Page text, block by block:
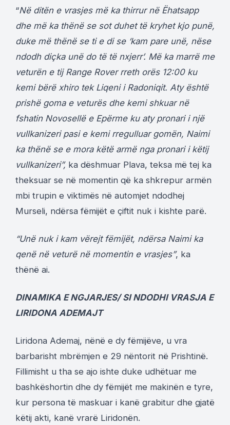
“Në ditën e vrasjes më ka thirrur në Ëhatsapp
dhe më ka thënë se sot duhet të kryhet kjo punë,
duke më thënë se ti e di se ‘kam pare unë, nëse
ndodh diçka unë do të të nxjerr’. Më ka marrë me
veturën e tij Range Rover rreth orës 12:00 ku
kemi bërë xhiro tek Liqeni i Radoniqit. Aty është
prishë goma e veturës dhe kemi shkuar në
fshatin Novosellë e Epërme ku aty pronari i një
vullkanizeri pasi e kemi rregulluar gomën, Naimi
ka thënë se e mora këtë armë nga pronari i këtij
vullkanizeri”, ka dëshmuar Plava, teksa më tej ka
theksuar se në momentin që ka shkrepur armën
mbi trupin e viktimës në automjet ndodhej
Murseli, ndërsa fëmijët e çiftit nuk i kishte parë.
“Unë nuk i kam vërejt fëmijët, ndërsa Naimi ka
qenë në veturë në momentin e vrasjes”, ka
thënë ai.
DINAMIKA E NGJARJES/ SI NDODHI VRASJA E
LIRIDONA ADEMAJT
Liridona Ademaj, nënë e dy fëmijëve, u vra
barbarisht mbrëmjen e 29 nëntorit në Prishtinë.
Fillimisht u tha se ajo ishte duke udhëtuar me
bashkëshortin dhe dy fëmijët me makinën e tyre,
kur persona të maskuar i kanë grabitur dhe gjatë
këtij akti, kanë vrarë Liridonën.